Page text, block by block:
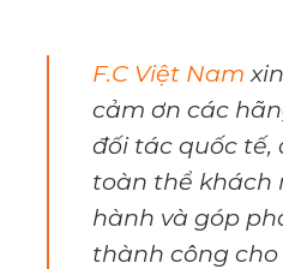
F.C Việt Nam
cảm ơn các
đối tác quốc tế,
toàn thể khách
hành và góp
thành công cho